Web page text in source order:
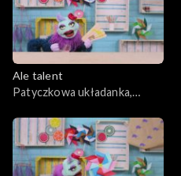
Ale talent
Patyczkowa układanka,